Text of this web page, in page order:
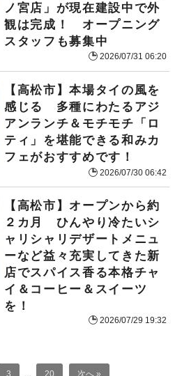
ノ宮店」が現在建設中で外
観は完成！ オープニング
スタッフも募集中
2026/07/31 06:20
【高松市】本場タイの風を
感じる 多種にわたるアジ
アンランチ＆モチモチ「ロ
ティ」を堪能できる和みカ
フェがおすすめです！
2026/07/30 06:42
【高松市】オープンから約
２カ月 ひんやり冷たいシ
ャリシャリデザートメニュ
ーなど益々充実してきた新
店でスパイス香る本格チャ
イ＆コーヒー＆スイーツ
を！
2026/07/29 19:32
3 20 次へ »